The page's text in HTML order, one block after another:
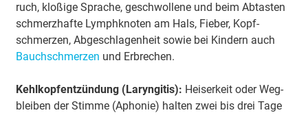
ruch, kloß­i­ge Spra­che, ge­schwol­le­ne und beim Ab­tas­ten
schmerz­haf­te Lymph­kno­ten am Hals, Fie­ber, Kopf­
schmer­zen, Ab­ge­schla­gen­heit sowie bei Kin­dern auch
Bauch­schmer­zen und Er­bre­chen.
Kehl­kopf­ent­zün­dung (La­ryn­gi­tis): Hei­ser­keit oder Weg­
blei­ben der Stim­me (Apho­nie) hal­ten zwei bis drei Ta­ge